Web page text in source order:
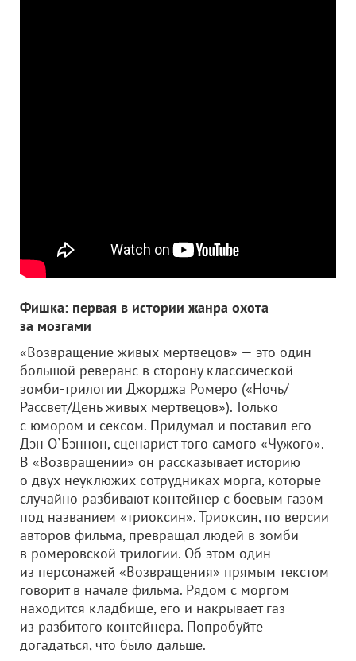
Фишка: первая в истории жанра охота
за мозгами
«Возвращение живых мертвецов» — это один
большой реверанс в сторону классической
зомби-трилогии Джорджа Ромеро («Ночь/
Рассвет/День живых мертвецов»). Только
с юмором и сексом. Придумал и поставил его
Дэн О`Бэннон, сценарист того самого «Чужого».
В «Возвращении» он рассказывает историю
о двух неуклюжих сотрудниках морга, которые
случайно разбивают контейнер с боевым газом
под названием «триоксин». Триоксин, по версии
авторов фильма, превращал людей в зомби
в ромеровской трилогии. Об этом один
из персонажей «Возвращения» прямым текстом
говорит в начале фильма. Рядом с моргом
находится кладбище, его и накрывает газ
из разбитого контейнера. Попробуйте
догадаться, что было дальше.